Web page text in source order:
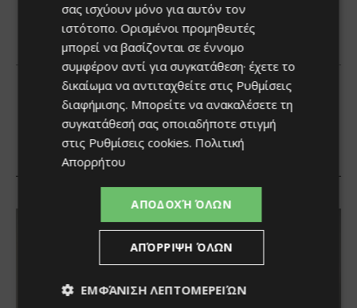
σας ισχύουν μόνο για αυτόν τον
ιστότοπο. Ορισμένοι προμηθευτές
μπορεί να βασίζονται σε έννομο
συμφέρον αντί για συγκατάθεση· έχετε το
δικαίωμα να αντιταχθείτε στις Ρυθμίσεις
διαφήμισης. Μπορείτε να ανακαλέσετε τη
συγκατάθεσή σας οποιαδήποτε στιγμή
στις Ρυθμίσεις cookies. Πολιτική
Απορρήτου
ΑΠΟΔΟΧΉ ΌΛΩΝ
ΑΠΌΡΡΙΨΗ ΌΛΩΝ
ΕΜΦΆΝΙΣΗ ΛΕΠΤΟΜΕΡΕΙΏΝ